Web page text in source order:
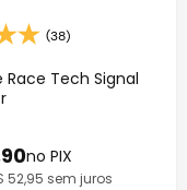
(38)
Tech Signal
90no PIX
52,95 sem juros